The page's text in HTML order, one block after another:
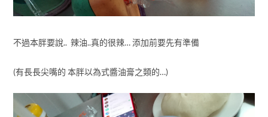
不過本胖要說.. 辣油..真的很辣… 添加前要先有準備
(有長長尖嘴的 本胖以為式醬油膏之類的…)